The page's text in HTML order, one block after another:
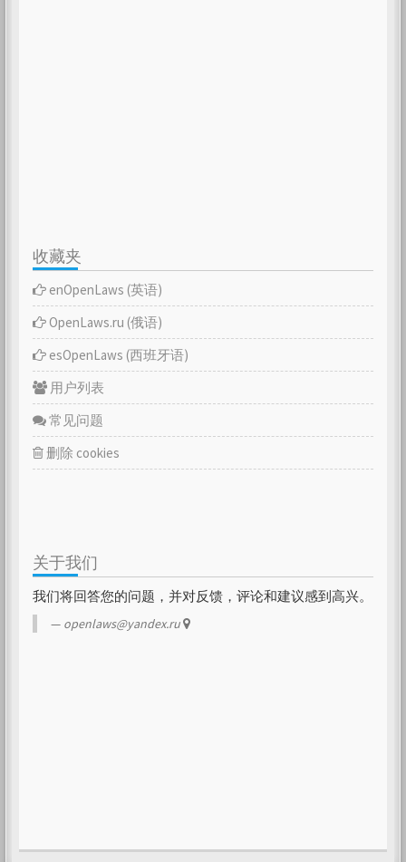
收藏夹
enOpenLaws (英语)
OpenLaws.ru (俄语)
esOpenLaws (西班牙语)
用户列表
常见问题
删除 cookies
关于我们
我们将回答您的问题，并对反馈，评论和建议感到高兴。
openlaws@yandex.ru